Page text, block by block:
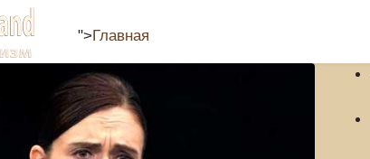
">Главная